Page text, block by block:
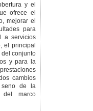
y el
ofrece el
mejorar el
para
a servicios
el principal
conjunto
y para la
cambios
de la
del marco